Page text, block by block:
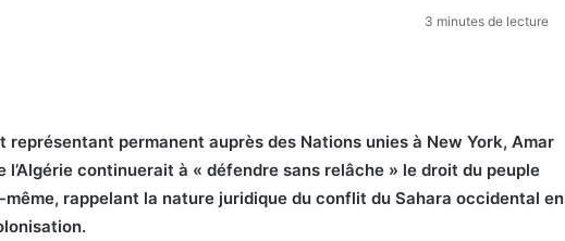
3 minutes de lecture
représentant permanent auprès des Nations unies à New York, Amar
l’Algérie continuerait à « défendre sans relâche » le droit du peuple
rappelant la nature juridique du conflit du Sahara occidental en